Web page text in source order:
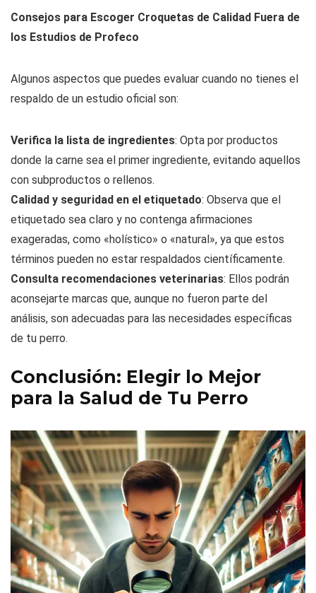
Consejos para Escoger Croquetas de Calidad Fuera de
los Estudios de Profeco
Algunos aspectos que puedes evaluar cuando no tienes el
respaldo de un estudio oficial son:
Verifica la lista de ingredientes: Opta por productos
donde la carne sea el primer ingrediente, evitando aquellos
con subproductos o rellenos.
Calidad y seguridad en el etiquetado: Observa que el
etiquetado sea claro y no contenga afirmaciones
exageradas, como «holístico» o «natural», ya que estos
términos pueden no estar respaldados científicamente.
Consulta recomendaciones veterinarias: Ellos podrán
aconsejarte marcas que, aunque no fueron parte del
análisis, son adecuadas para las necesidades específicas
de tu perro.
Conclusión: Elegir lo Mejor
para la Salud de Tu Perro